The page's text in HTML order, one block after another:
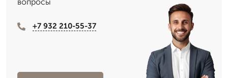
вопросы
+7 932 210-55-37